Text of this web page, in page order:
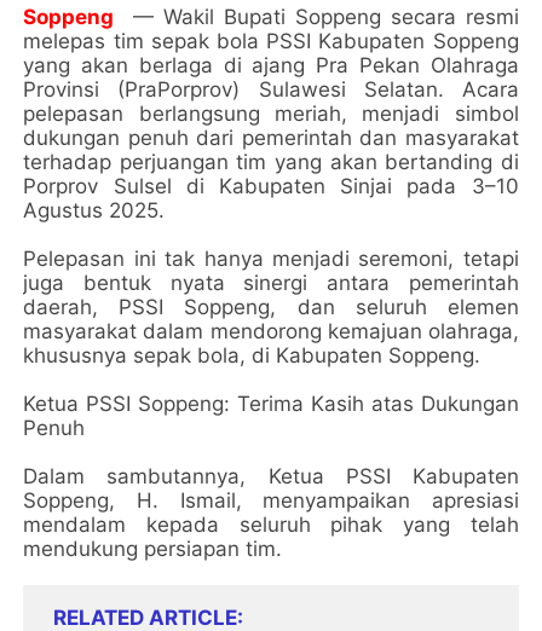
Soppeng — Wakil Bupati Soppeng secara resmi
melepas tim sepak bola PSSI Kabupaten Soppeng
yang akan berlaga di ajang Pra Pekan Olahraga
Provinsi (PraPorprov) Sulawesi Selatan. Acara
pelepasan berlangsung meriah, menjadi simbol
dukungan penuh dari pemerintah dan masyarakat
terhadap perjuangan tim yang akan bertanding di
Porprov Sulsel di Kabupaten Sinjai pada 3–10
Agustus 2025.
Pelepasan ini tak hanya menjadi seremoni, tetapi
juga bentuk nyata sinergi antara pemerintah
daerah, PSSI Soppeng, dan seluruh elemen
masyarakat dalam mendorong kemajuan olahraga,
khususnya sepak bola, di Kabupaten Soppeng.
Ketua PSSI Soppeng: Terima Kasih atas Dukungan
Penuh
Dalam sambutannya, Ketua PSSI Kabupaten
Soppeng, H. Ismail, menyampaikan apresiasi
mendalam kepada seluruh pihak yang telah
mendukung persiapan tim.
RELATED ARTICLE